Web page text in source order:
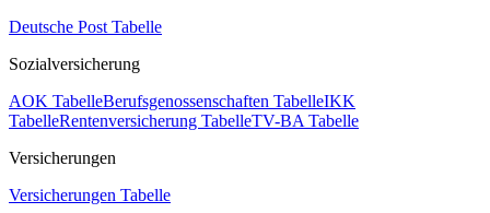
Deutsche Post Tabelle
Sozialversicherung
AOK TabelleBerufsgenossenschaften TabelleIKK
TabelleRentenversicherung TabelleTV-BA Tabelle
Versicherungen
Versicherungen Tabelle